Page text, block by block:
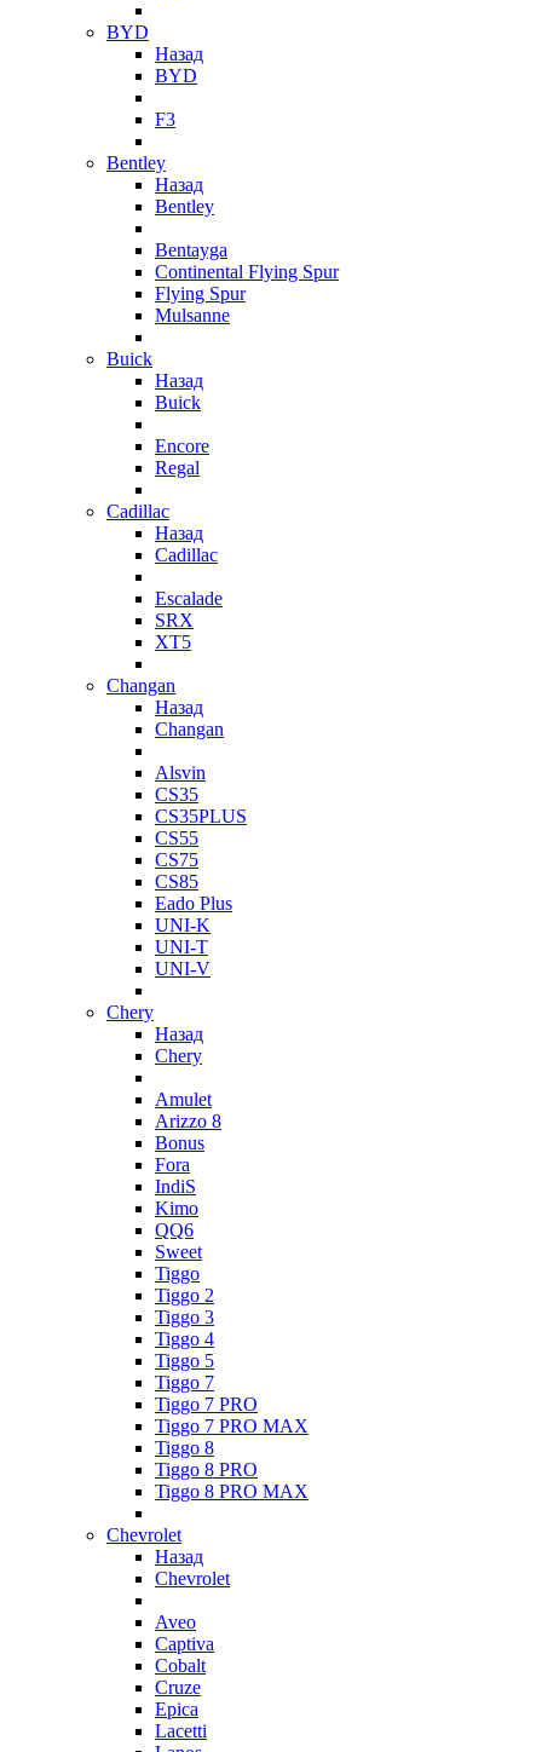
BYD
Назад
BYD
F3
Bentley
Назад
Bentley
Bentayga
Continental Flying Spur
Flying Spur
Mulsanne
Buick
Назад
Buick
Encore
Regal
Cadillac
Назад
Cadillac
Escalade
SRX
XT5
Changan
Назад
Changan
Alsvin
CS35
CS35PLUS
CS55
CS75
CS85
Eado Plus
UNI-K
UNI-T
UNI-V
Chery
Назад
Chery
Amulet
Arizzo 8
Bonus
Fora
IndiS
Kimo
QQ6
Sweet
Tiggo
Tiggo 2
Tiggo 3
Tiggo 4
Tiggo 5
Tiggo 7
Tiggo 7 PRO
Tiggo 7 PRO MAX
Tiggo 8
Tiggo 8 PRO
Tiggo 8 PRO MAX
Chevrolet
Назад
Chevrolet
Aveo
Captiva
Cobalt
Cruze
Epica
Lacetti